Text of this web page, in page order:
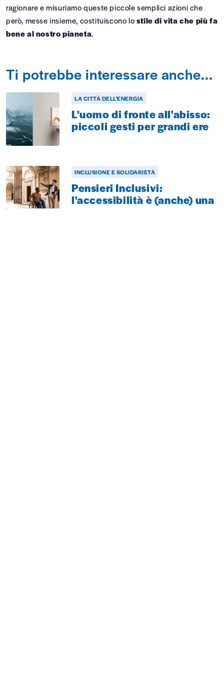
ragionare e misuriamo queste piccole semplici azioni che
però, messe insieme, costituiscono lostile di vita che più fa
bene al nostro pianeta.
Ti potrebbe interessare anche...
LA CITTÀ DELL'ENERGIA
L'uomo di fronte all'abisso:
piccoli gesti per grandi ere
INCLUSIONE E SOLIDARIETÀ
Pensieri Inclusivi:
l'accessibilità è (anche) una